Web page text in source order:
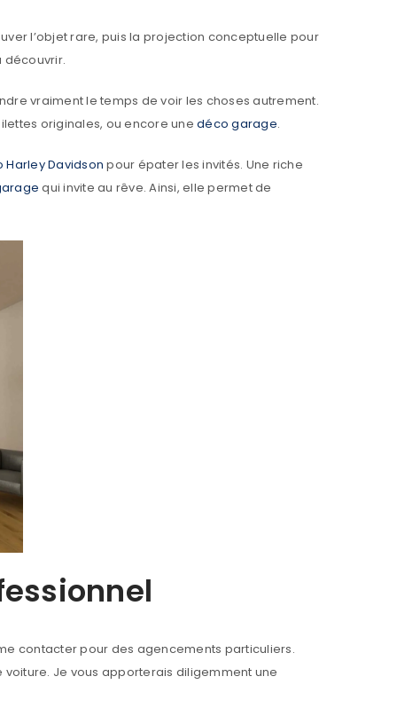
Nom*
l’objet rare, puis la projection conceptuelle pour
découvrir.
vraiment le temps de voir les choses autrement.
originales, ou encore une déco garage.
Harley Davidsonpour épater les invités. Une riche
qui invite au rêve. Ainsi, elle permet de
contacter pour des agencements particuliers.
voiture. Je vous apporterais diligemment une